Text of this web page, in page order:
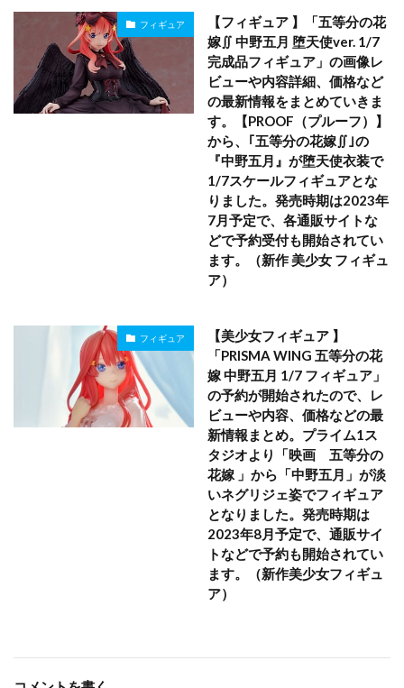
フィギュア
【フィギュア 】「五等分の花
嫁∬ 中野五月 堕天使ver. 1/7
完成品フィギュア」の画像レ
ビューや内容詳細、価格など
の最新情報をまとめていきま
す。【PROOF（プルーフ）】
から、｢五等分の花嫁∬｣の
『中野五月』が堕天使衣装で
1/7スケールフィギュアとな
りました。発売時期は2023年
7月予定で、各通販サイトな
どで予約受付も開始されてい
ます。（新作 美少女 フィギュ
ア）
フィギュア
【美少女フィギュア 】
「PRISMA WING 五等分の花
嫁 中野五月 1/7 フィギュア」
の予約が開始されたので、レ
ビューや内容、価格などの最
新情報まとめ。プライム1ス
タジオより「映画 五等分の
花嫁 」から「中野五月」が淡
いネグリジェ姿でフィギュア
となりました。発売時期は
2023年8月予定で、通販サイ
トなどで予約も開始されてい
ます。（新作美少女フィギュ
ア）